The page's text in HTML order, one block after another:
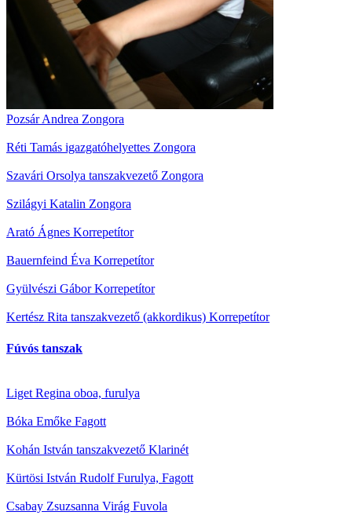
Pozsár Andrea Zongora
Réti Tamás igazgatóhelyettes Zongora
Szavári Orsolya tanszakvezető Zongora
Szilágyi Katalin Zongora
Arató Ágnes Korrepetítor
Bauernfeind Éva Korrepetítor
Gyülvészi GáborKorrepetítor
Kertész Rita tanszakvezető (akkordikus) Korrepetítor
Fúvós tanszak
Liget Regina oboa, furulya
Bóka Emőke Fagott
Kohán István tanszakvezető Klarinét
Kürtösi István RudolfFurulya, Fagott
Csabay Zsuzsanna Virág Fuvola